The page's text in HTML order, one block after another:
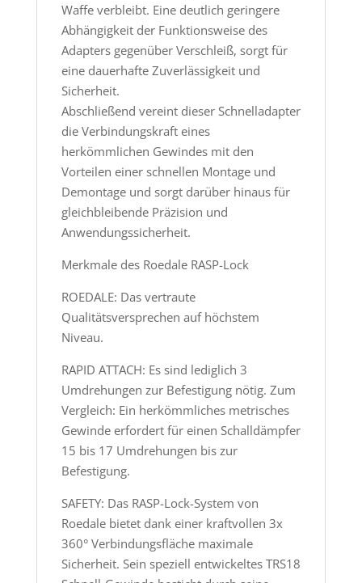
Waffe verbleibt. Eine deutlich geringere
Abhängigkeit der Funktionsweise des
Adapters gegenüber Verschleiß, sorgt für
eine dauerhafte Zuverlässigkeit und
Sicherheit.
Abschließend vereint dieser Schnelladapter
die Verbindungskraft eines
herkömmlichen Gewindes mit den
Vorteilen einer schnellen Montage und
Demontage und sorgt darüber hinaus für
gleichbleibende Präzision und
Anwendungssicherheit.
Merkmale des Roedale RASP-Lock
ROEDALE: Das vertraute
Qualitätsversprechen auf höchstem
Niveau.
RAPID ATTACH: Es sind lediglich 3
Umdrehungen zur Befestigung nötig. Zum
Vergleich: Ein herkömmliches metrisches
Gewinde erfordert für einen Schalldämpfer
15 bis 17 Umdrehungen bis zur
Befestigung.
SAFETY: Das RASP-Lock-System von
Roedale bietet dank einer kraftvollen 3x
360° Verbindungsfläche maximale
Sicherheit. Sein speziell entwickeltes TRS18